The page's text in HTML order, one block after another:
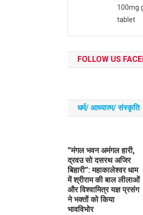
100mg
tablet
FOLLOW US
धर्म/ आध्‍यात्‍म/ संस्‍कृति
​”मंगल भवन अमंगल हारी,
द्रवउ सो दसरथ अजिर
बिहारी”: महाकालेश्वर धाम
में श्रीराम की बाल लीलाओं
और विश्वामित्र यज्ञ प्रसंग
ने भक्तों को किया
भावविभोर